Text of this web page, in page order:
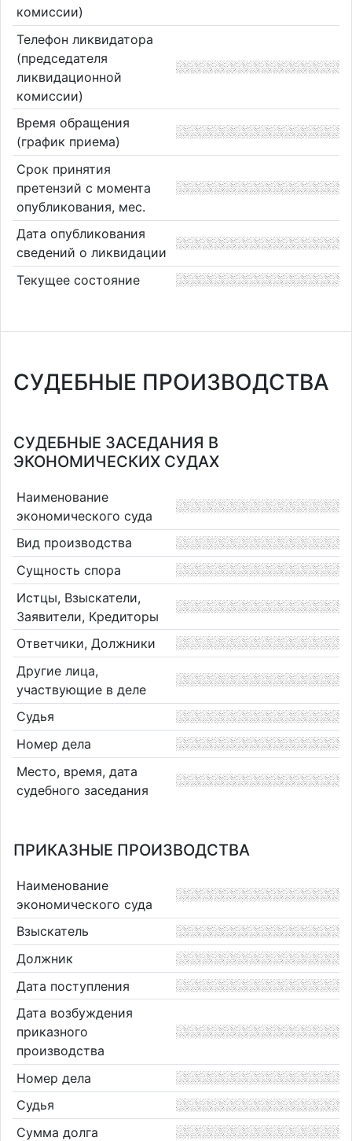
комиссии)
Телефон ликвидатора
(председателя
ликвидационной
комиссии)
Время обращения
(график приема)
Срок принятия
претензий с момента
опубликования, мес.
Дата опубликования
сведений о ликвидации
Текущее состояние
СУДЕБНЫЕ ПРОИЗВОДСТВА
СУДЕБНЫЕ ЗАСЕДАНИЯ В
ЭКОНОМИЧЕСКИХ СУДАХ
Наименование
экономического суда
Вид производства
Сущность спора
Истцы, Взыскатели,
Заявители, Кредиторы
Ответчики, Должники
Другие лица,
участвующие в деле
Судья
Номер дела
Место, время, дата
судебного заседания
ПРИКАЗНЫЕ ПРОИЗВОДСТВА
Наименование
экономического суда
Взыскатель
Должник
Дата поступления
Дата возбуждения
приказного
производства
Номер дела
Судья
Сумма долга